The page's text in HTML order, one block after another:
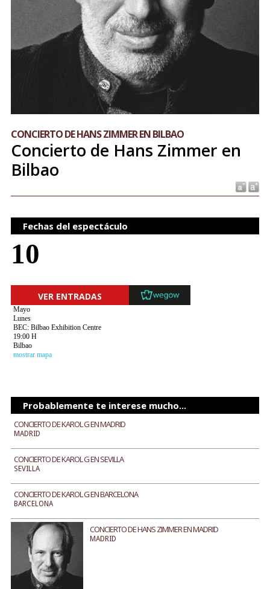
CONCIERTO DE HANS ZIMMER EN BILBAO
Concierto de Hans Zimmer en
Bilbao
Fechas del espectáculo
10
VER ENTRADAS
Mayo
Lunes
BEC: Bilbao Exhibition Centre
19:00 H
Bilbao
mostrar mapa
Probablemente te interese mucho...
CONCIERTO DE KAROL G EN MADRID
MADRID
CONCIERTO DE KAROL G EN SEVILLA
SEVILLA
CONCIERTO DE KAROL G EN BARCELONA
BARCELONA
CONCIERTO DE HANS ZIMMER EN MADRID
MADRID